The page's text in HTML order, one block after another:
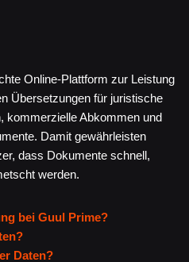
Online-Plattform zur Leistung
Übersetzungen für juristische
kommerzielle Abkommen und
Damit gewährleisten
dass Dokumente schnell,
werden.
bei Guul Prime?
Daten?